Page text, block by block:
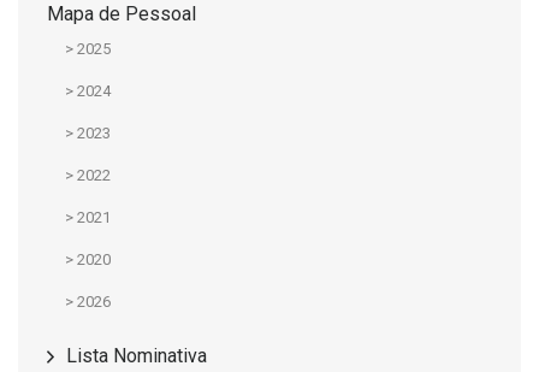
Mapa de Pessoal
> 2025
> 2024
> 2023
> 2022
> 2021
> 2020
> 2026
Lista Nominativa